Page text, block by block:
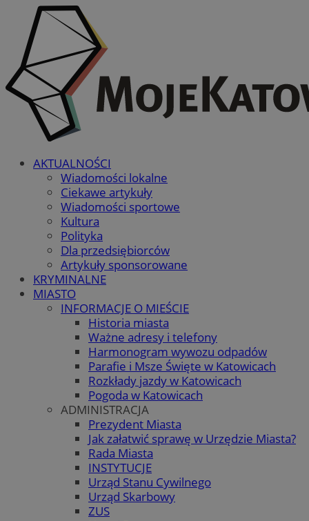
AKTUALNOŚCI
Wiadomości lokalne
Ciekawe artykuły
Wiadomości sportowe
Kultura
Polityka
Dla przedsiębiorców
Artykuły sponsorowane
KRYMINALNE
MIASTO
INFORMACJE O MIEŚCIE
Historia miasta
Ważne adresy i telefony
Harmonogram wywozu odpadów
Parafie i Msze Święte w Katowicach
Rozkłady jazdy w Katowicach
Pogoda w Katowicach
ADMINISTRACJA
Prezydent Miasta
Jak załatwić sprawę w Urzędzie Miasta?
Rada Miasta
INSTYTUCJE
Urząd Stanu Cywilnego
Urząd Skarbowy
ZUS